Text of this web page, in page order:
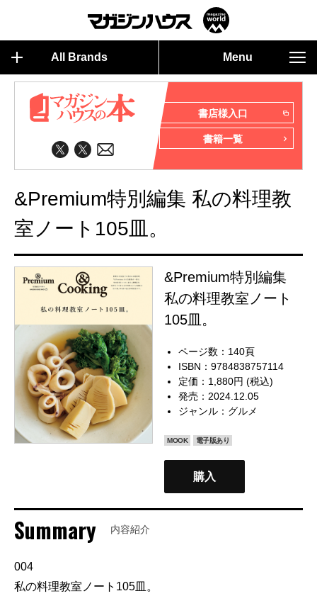
All Brands Menu
書店様入口
書籍一覧
&Premium特別編集 私の料理教
室ノート105皿。
&Premium特別編集
私の料理教室ノート
105皿。
ページ数：140頁
ISBN：9784838757114
定価：1,880円 (税込)
発売：2024.12.05
ジャンル： グルメ
MOOK 電子版あり
購入
Summary 内容紹介
004
私の料理教室ノート105皿。